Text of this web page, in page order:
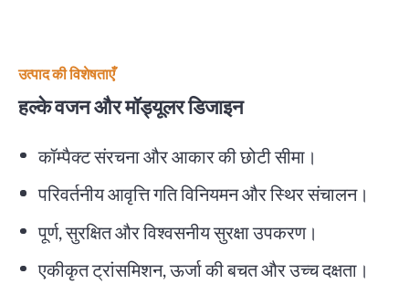
उत्पाद की विशेषताएँ
हल्के वजन और मॉड्यूलर डिजाइन
कॉम्पैक्ट संरचना और आकार की छोटी सीमा।
परिवर्तनीय आवृत्ति गति विनियमन और स्थिर संचालन।
पूर्ण, सुरक्षित और विश्वसनीय सुरक्षा उपकरण।
एकीकृत ट्रांसमिशन, ऊर्जा की बचत और उच्च दक्षता।